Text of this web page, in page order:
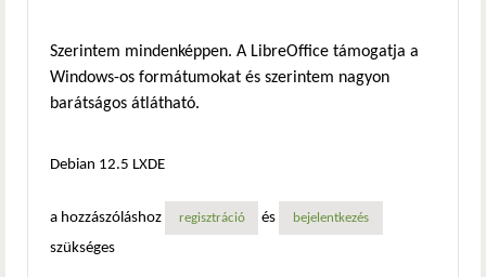
Szerintem mindenképpen. A LibreOffice támogatja a
Windows-os formátumokat és szerintem nagyon
barátságos átlátható.
Debian 12.5 LXDE
a hozzászóláshoz regisztráció és bejelentkezés
szükséges